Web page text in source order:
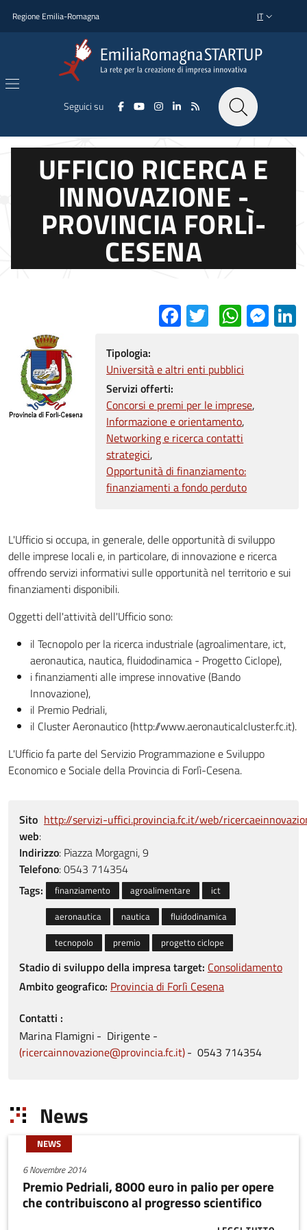
Regione Emilia-Romagna SELETTORE
IT
Seguici su
UFFICIO RICERCA E
INNOVAZIONE -
PROVINCIA FORLÌ-
CESENA
Facebook
Twitter
Tipologia:
Università e altri enti pubblici
Servizi offerti:
Concorsi e premi per le imprese
Informazione e orientamento
Networking e ricerca contatti
strategici
Opportunità di finanziamento:
finanziamenti a fondo perduto
L'Ufficio si occupa, in generale, delle opportunità di sviluppo
delle imprese locali e, in particolare, di innovazione e ricerca
offrendo servizi informativi sulle opportunità nel territorio e sui
finanziamenti disponibili.
Oggetti dell'attività dell'Ufficio sono:
il Tecnopolo per la ricerca industriale (agroalimentare, ict,
aeronautica, nautica, fluidodinamica - Progetto Ciclope),
i finanziamenti alle imprese innovative (Bando
Innovazione),
il Premio Pedriali,
il Cluster Aeronautico (http://www.aeronauticalcluster.fc.it).
L'Ufficio fa parte del Servizio Programmazione e Sviluppo
Economico e Sociale della Provincia di Forlì-Cesena.
Sito
web:
http://servizi-uffici.provincia.fc.it/web/
Indirizzo: Piazza Morgagni, 9
Telefono:0543 714354
Tags:
finanziamento agroalimentare
ict
aeronautica
nautica
fluidodinamica
tecnopolo
premio progetto ciclope
Stadio di sviluppo della impresa target: Consolidamento
Ambito geografico: Provincia di Forlì Cesena
Contatti
Marina Flamigni
Dirigente
ricercainnovazione@provincia.fc.it
0543 714354
News
NEWS
6 Novembre 2014
Premio Pedriali, 8000 euro in palio per opere
che contribuiscono al progresso scientifico